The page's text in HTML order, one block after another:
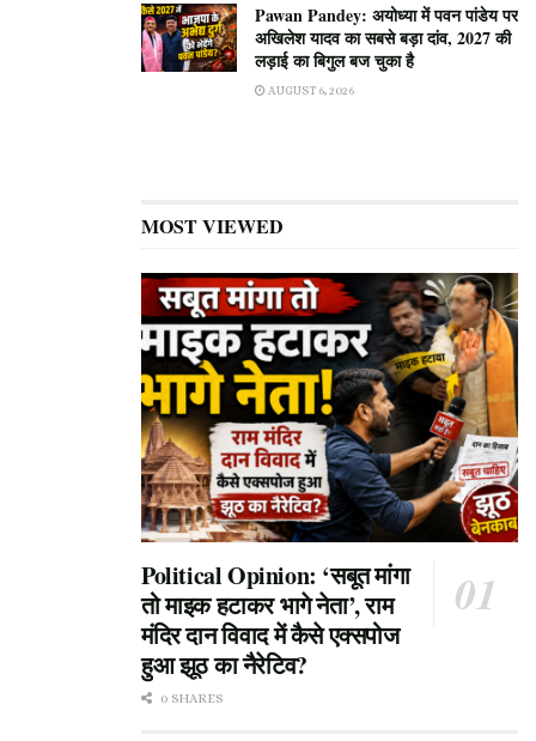
Pawan Pandey: अयोध्या में पवन पांडेय पर
अखिलेश यादव का सबसे बड़ा दांव, 2027 की
लड़ाई का बिगुल बज चुका है
AUGUST 6, 2026
MOST VIEWED
Political Opinion: ‘सबूत मांगा
तो माइक हटाकर भागे नेता’, राम
मंदिर दान विवाद में कैसे एक्सपोज
हुआ झूठ का नैरेटिव?
0 SHARES